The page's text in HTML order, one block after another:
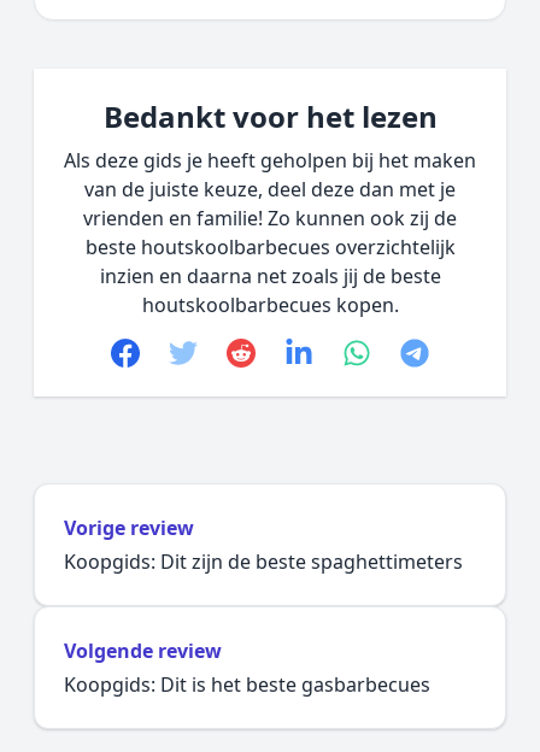
Bedankt voor het lezen
Als deze gids je heeft geholpen bij het maken
van de juiste keuze, deel deze dan met je
vrienden en familie! Zo kunnen ook zij de
beste houtskoolbarbecues overzichtelijk
inzien en daarna net zoals jij de beste
houtskoolbarbecues kopen.
Facebook
TwitterRedditlinkedinwhatsapp
telegram
Vorige review
Koopgids: Dit zijn de beste spaghettimeters
Volgende review
Koopgids: Dit is het beste gasbarbecues